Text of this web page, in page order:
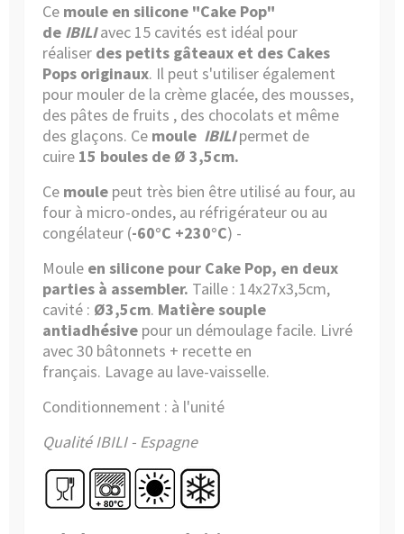
Ce moule en silicone "Cake Pop"
de IBILI avec 15 cavités est idéal pour
réaliser des petits gâteaux et des Cakes
Pops originaux. Il peut s'utiliser également
pour mouler de la crème glacée, des mousses,
des pâtes de fruits , des chocolats et même
des glaçons. Ce moule IBILIpermet de
cuire 15 boules de Ø 3,5cm.
Ce moule peut très bien être utilisé au four, au
four à micro-ondes, au réfrigérateur ou au
congélateur (-60°C +230°C) -
Moule en silicone pour Cake Pop, en deux
parties à assembler. Taille : 14x27x3,5cm,
cavité : Ø3,5cm. Matière souple
antiadhésive pour un démoulage facile. Livré
avec 30 bâtonnets + recette en
français. Lavage au lave-vaisselle.
Conditionnement : à l'unité
Qualité IBILI - Espagne